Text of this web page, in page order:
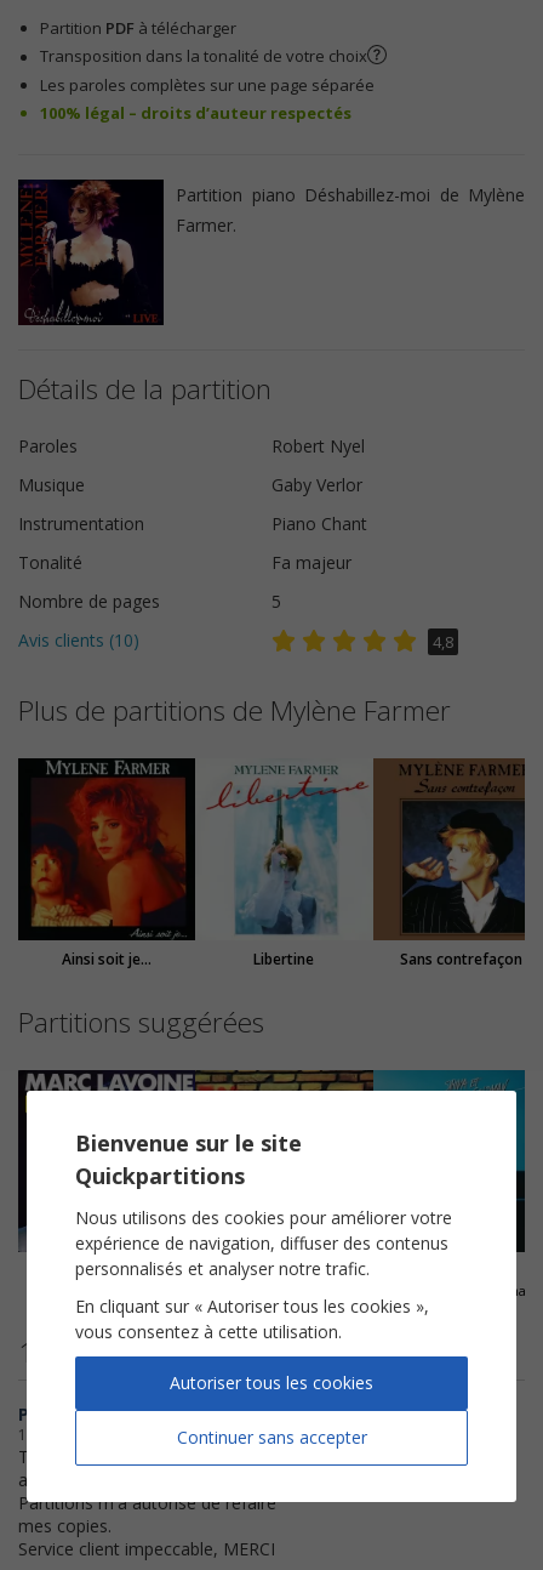
Partition PDF à télécharger
Transposition dans la tonalité de votre choix
Les paroles complètes sur une page séparée
100% légal – droits d’auteur respectés
Partition piano Déshabillez-moi de Mylène
Farmer.
Détails de la partition
Paroles
Robert Nyel
Musique
Gaby Verlor
Instrumentation
Piano Chant
Tonalité
Fa majeur
Nombre de pages
5
Avis clients (10) 4,8
Plus de partitions de Mylène Farmer
Ainsi soit je... Libertine Sans contrefaçon
Partitions suggérées
Elle a les yeux revolver En rouge et noir
Jean-Jacques Goldman
10 avis clients
Pinokkio
13-06-2023
Très bien, j'avais qqs problèmes
avec mon imprimantes, Quick
Partitions m'a autorisé de refaire
mes copies.
Service client impeccable, MERCI
Bienvenue sur le site
Quickpartitions
Nous utilisons des cookies pour améliorer votre
expérience de navigation, diffuser des contenus
personnalisés et analyser notre trafic.
En cliquant sur « Autoriser tous les cookies »,
vous consentez à cette utilisation.
Continuer sans accepter
Autoriser tous les cookies